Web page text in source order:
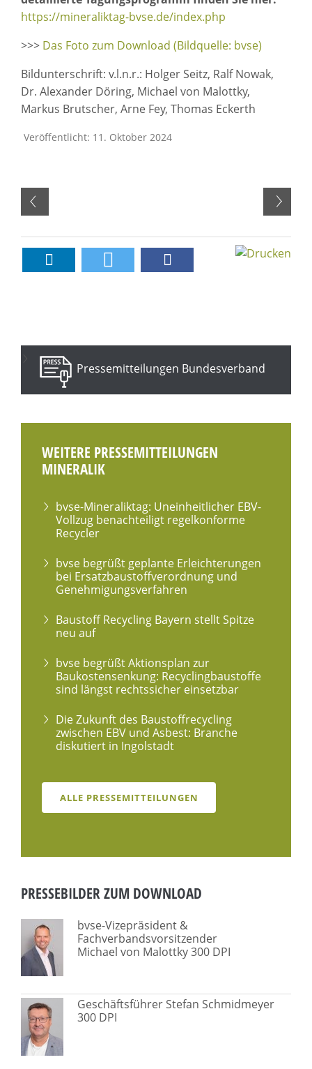
https://mineraliktag-bvse.de/index.php
>>> Das Foto zum Download (Bildquelle: bvse)
Bildunterschrift: v.l.n.r.: Holger Seitz, Ralf Nowak,
Dr. Alexander Döring, Michael von Malottky,
Markus Brutscher, Arne Fey, Thomas Eckerth
Veröffentlicht: 11. Oktober 2024
Pressemitteilungen Bundesverband
WEITERE PRESSEMITTEILUNGEN
MINERALIK
bvse-Mineraliktag: Uneinheitlicher EBV-
Vollzug benachteiligt regelkonforme
Recycler
bvse begrüßt geplante Erleichterungen
bei Ersatzbaustoffverordnung und
Genehmigungsverfahren
Baustoff Recycling Bayern stellt Spitze
neu auf
bvse begrüßt Aktionsplan zur
Baukostensenkung: Recyclingbaustoffe
sind längst rechtssicher einsetzbar
Die Zukunft des Baustoffrecycling
zwischen EBV und Asbest: Branche
diskutiert in Ingolstadt
ALLE PRESSEMITTEILUNGEN
PRESSEBILDER ZUM DOWNLOAD
bvse-Vizepräsident &
Fachverbandsvorsitzender
Michael von Malottky 300 DPI
Geschäftsführer Stefan Schmidmeyer
300 DPI